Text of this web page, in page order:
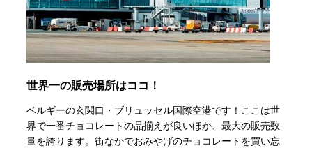
世界一の販売場所はココ！
ベルギーの玄関口・ブリュッセル国際空港です！ここは世
界で一番チョコレートの品揃えが良いほか、最大の販売数
量を誇ります。街なかでおみやげのチョコレートを買い忘